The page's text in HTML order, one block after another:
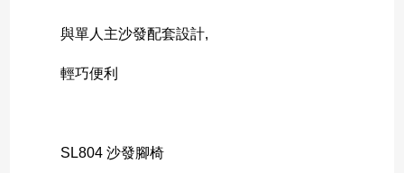
與單人主沙發配套設計,
輕巧便利
SL804 沙發腳椅